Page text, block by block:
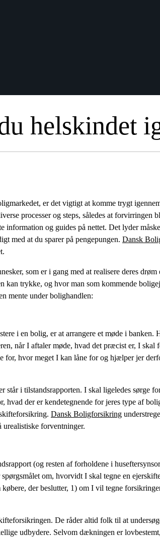
helskindet
er det vigtigt at komme trygt
processer og steps, således at forvirringen
information og guides på nettet. Det lyder
med at du sparer på pengepungen. Dansk
som er i gang med at realisere deres drøm
kan trykke, og hvor man som kommende
mente under bolighandlen:
i en bolig, er at arrangere et møde i banken.
når I aftaler møde, hvad det præcist er, I skal
hvor meget I kan låne for og hjælper jer
står i tilstandsrapporten. I skal ligeledes sørge
der er kendetegnende for jeres type af
Dansk Boligforsikring
urealistiske forventninger.
(og resten af forholdene i
om, hvorvidt I skal tegne en
der beslutter, 1) om I vil tegne
De råder altid folk til at
udbydere. Selvom dækningen er